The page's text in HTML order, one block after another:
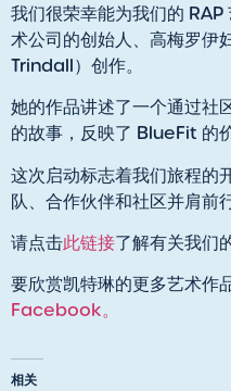
我们很荣幸能为我们的
术公司的创始人、高梅罗
Trindall）创作。
她的作品讲述了一个通过社
的故事，反映了 BlueFit 的
这次启动标志着我们旅程的
队、合作伙伴和社区并肩前
请点击此链接了解有关我们
要欣赏凯特琳的更多艺术作
Facebook。
相关